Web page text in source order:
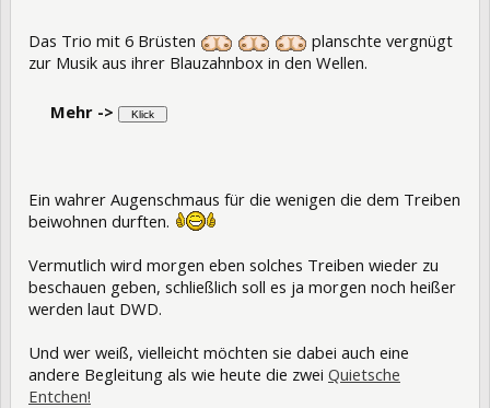
Das Trio mit 6 Brüsten
planschte vergnügt
zur Musik aus ihrer Blauzahnbox in den Wellen.
Mehr ->
Ein wahrer Augenschmaus für die wenigen die dem Treiben
beiwohnen durften.
Vermutlich wird morgen eben solches Treiben wieder zu
beschauen geben, schließlich soll es ja morgen noch heißer
werden laut DWD.
Und wer weiß, vielleicht möchten sie dabei auch eine
andere Begleitung als wie heute die zwei Quietsche
Entchen!